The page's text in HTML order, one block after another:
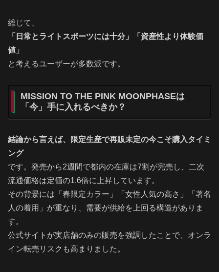
総じて、
「日常とライトスポーツには十分」「資産性より体験価
値」
と考えるユーザーが多数派です。
MISSION TO THE PINK MOONPHASEは
「今」手に入れるべきか？
結論から言えば、限定生産で再販未定の今こそ購入タイミ
ング
です。発売から2週間で都内の在庫は7割が完売し、二次
流通価格は定価の1.6倍に上昇しています。
その背景には「春限定カラー」「女性人気の高さ」「著名
人の着用」が重なり、需要が供給を上回る構造がありま
す。
公式サイトが実店舗のみの販売を強調したことで、オンラ
イン転売リスクも高まりました。